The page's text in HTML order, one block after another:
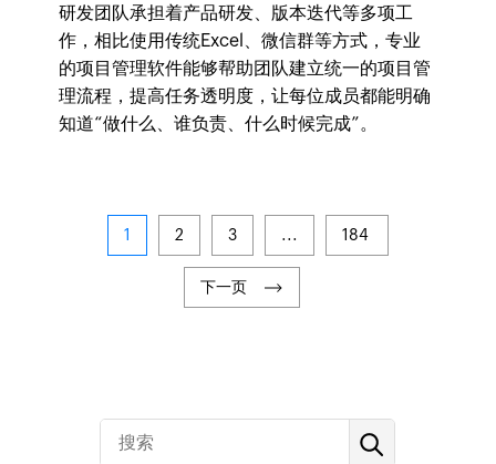
研发团队承担着产品研发、版本迭代等多项工
作，相比使用传统Excel、微信群等方式，专业
的项目管理软件能够帮助团队建立统一的项目管
理流程，提高任务透明度，让每位成员都能明确
知道“做什么、谁负责、什么时候完成”。
1 2 3 ... 184
下一页